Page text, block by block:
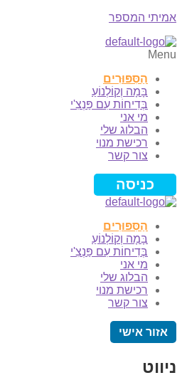
אמיתי המספר
Menu
הַסִּפּוּרִים
בָּמָה וְקוֹלְנוֹעַ
בְּדִיחוֹת עִם פַּנְצִ'י
מי אני
הבלוג שלי
רכישת מנוי
צור קשר
כניסה
הַסִּפּוּרִים
בָּמָה וְקוֹלְנוֹעַ
בְּדִיחוֹת עִם פַּנְצִ'י
מי אני
הבלוג שלי
רכישת מנוי
צור קשר
אזור אישי
ניווט